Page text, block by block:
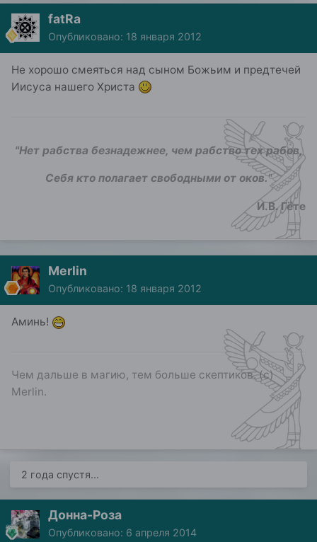
fatRa
Опубликовано: 18 января 2012
Не хорошо смеяться над сыном Божьим и предтечей
Иисуса нашего Христа
"Нет рабства безнадежнее, чем рабство тех рабов,
Себя кто полагает свободными от оков."
И.В. Гёте
Merlin
Опубликовано: 18 января 2012
Аминь!
Чем дальше в магию, тем больше скептиков. (с)
Merlin.
2 года спустя...
Донна-Роза
Опубликовано: 6 апреля 2014